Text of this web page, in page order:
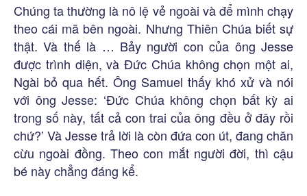
Chúng ta thường là nô lệ vẻ ngoài và để mình chạy
theo cái mã bên ngoài. Nhưng Thiên Chúa biết sự
thật. Và thế là … Bảy người con của ông Jesse
được trình diện, và Đức Chúa không chọn một ai,
Ngài bỏ qua hết. Ông Samuel thấy khó xử và nói
với ông Jesse: ‘Đức Chúa không chọn bất kỳ ai
trong số này, tất cả con trai của ông đều ở đây rồi
chứ?’ Và Jesse trả lời là còn đứa con út, đang chăn
cừu ngoài đồng. Theo con mắt người đời, thì cậu
bé này chẳng đáng kể.